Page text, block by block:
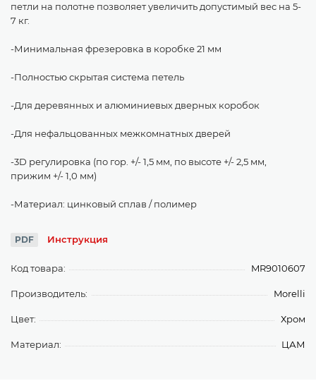
петли на полотне позволяет увеличить допустимый вес на 5-
7 кг.
-Минимальная фрезеровка в коробке 21 мм
-Полностью скрытая система петель
-Для деревянных и алюминиевых дверных коробок
-Для нефальцованных межкомнатных дверей
-3D регулировка (по гор. +/- 1,5 мм, по высоте +/- 2,5 мм,
прижим +/- 1,0 мм)
-Материал: цинковый сплав / полимер
PDF Инструкция
Код товара: MR9010607
Производитель: Morelli
Цвет: Хром
Материал: ЦАМ